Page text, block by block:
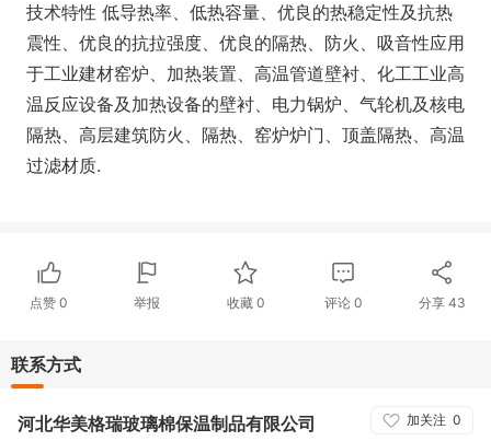
技术特性 低导热率、低热容量、优良的热稳定性及抗热
震性、优良的抗拉强度、优良的隔热、防火、吸音性应用
于工业建材窑炉、加热装置、高温管道壁衬、化工工业高
温反应设备及加热设备的壁衬、电力锅炉、气轮机及核电
隔热、高层建筑防火、隔热、窑炉炉门、顶盖隔热、高温
过滤材质.
点赞0 举报 收藏 0 评论0 分享 43
联系方式
加关注 0
河北华美格瑞玻璃棉保温制品有限公司